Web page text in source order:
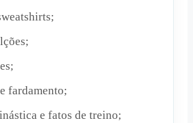
fardamento;
e fatos de treino;